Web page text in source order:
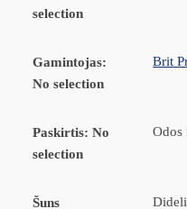
selection
Gamintojas:
No selection
Brit
Paskirtis: No
selection
Odos
Šuns